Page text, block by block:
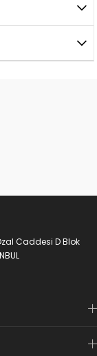
Caddesi D Blok